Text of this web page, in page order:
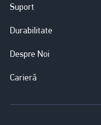
Suport
Durabilitate
Despre Noi
Carieră